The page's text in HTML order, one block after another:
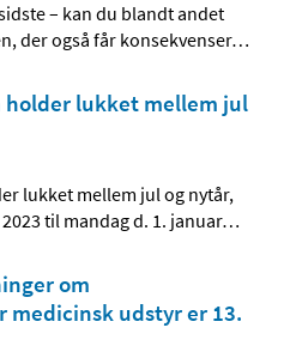
– kan du blandt andet
der også får konsekvenser…
lukket mellem jul
lukket mellem jul og nytår,
til mandag d. 1. januar…
om
udstyr er 13.